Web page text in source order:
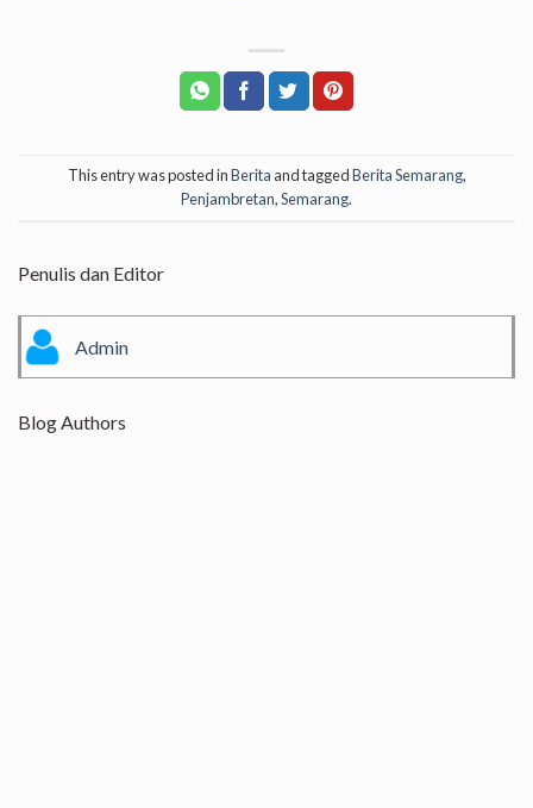
This entry was posted inBerita and taggedBerita Semarang,
Penjambretan,Semarang.
Penulis dan Editor
Admin
Blog Authors